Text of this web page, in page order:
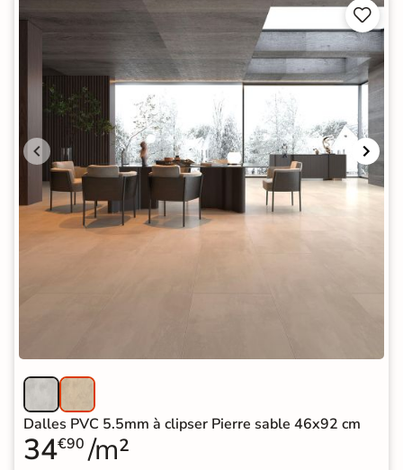


Dalles PVC 5.5mm à clipser Pierre sable 46x92 cm
34€90 /m²